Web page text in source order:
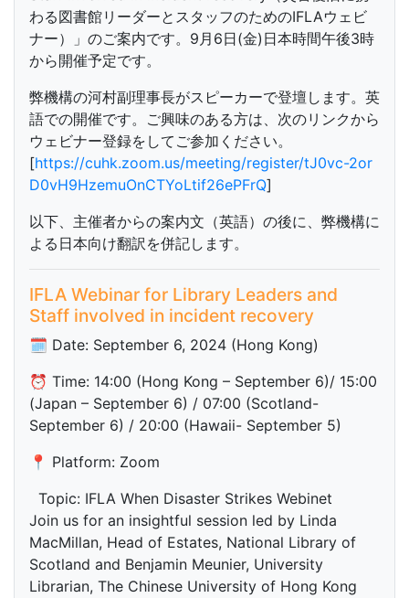
わる図書館リーダーとスタッフのためのIFLAウェビ
ナー）」のご案内です。9月6日(金)日本時間午後3時
から開催予定です。
弊機構の河村副理事長がスピーカーで登壇します。英
語での開催です。ご興味のある方は、次のリンクから
ウェビナー登録をしてご参加ください。
[https://cuhk.zoom.us/meeting/register/tJ0vc-2or
D0vH9HzemuOnCTYoLtif26ePFrQ]
以下、主催者からの案内文（英語）の後に、弊機構に
よる日本向け翻訳を併記します。
IFLA Webinar for Library Leaders and
Staff involved in incident recovery
🗓 Date: September 6, 2024 (Hong Kong)
⏰ Time: 14:00 (Hong Kong – September 6)/ 15:00
(Japan – September 6) / 07:00 (Scotland-
September 6) / 20:00 (Hawaii- September 5)
📍 Platform: Zoom
Topic: IFLA When Disaster Strikes Webinet
Join us for an insightful session led by Linda
MacMillan, Head of Estates, National Library of
Scotland and Benjamin Meunier, University
Librarian, The Chinese University of Hong Kong